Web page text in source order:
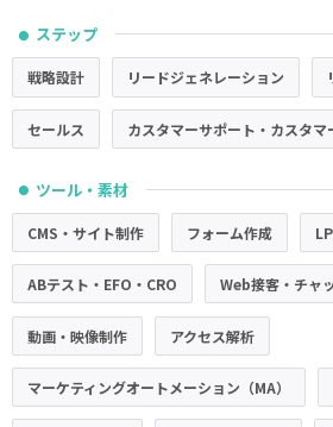
● ステップ
戦略設計 リードジェネレーション
セールス カスタマーサポート・カスタマ
● ツール・素材
CMS・サイト制作 フォーム作成
ABテスト・EFO・CRO Web接客・チャ
動画・映像制作 アクセス解析
マーケティングオートメーション（MA）